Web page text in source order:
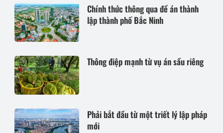
Chính thức thông qua đề án thành
lập thành phố Bắc Ninh
Thông điệp mạnh từ vụ án sầu riêng
Phải bắt đầu từ một triết lý lập pháp
mới